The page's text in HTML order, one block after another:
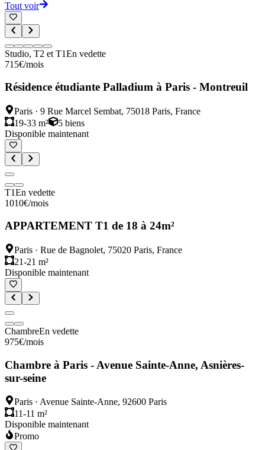
Tout voir
Studio, T2 et T1En vedette
715€/mois
Résidence étudiante Palladium à Paris - Montreuil
Paris · 9 Rue Marcel Sembat, 75018 Paris, France
19-33 m²
5 biens
Disponible maintenant
T1En vedette
1010€/mois
APPARTEMENT T1 de 18 à 24m²
Paris · Rue de Bagnolet, 75020 Paris, France
21-21 m²
Disponible maintenant
ChambreEn vedette
975€/mois
Chambre à Paris - Avenue Sainte-Anne, Asnières-
sur-seine
Paris · Avenue Sainte-Anne, 92600 Paris
11-11 m²
Disponible maintenant
Promo